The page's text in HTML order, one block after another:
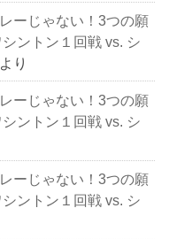
ーじゃない！3つの願
ントン１回戦 vs. シ
より
ーじゃない！3つの願
ントン１回戦 vs. シ
ーじゃない！3つの願
ントン１回戦 vs. シ